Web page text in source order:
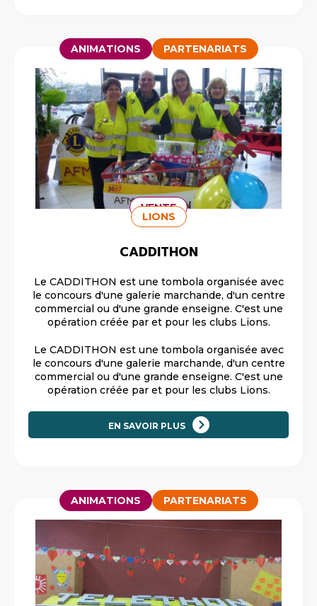
ANIMATIONS PARTENARIATS
VENTE
LIONS
CADDITHON
Le CADDITHON est une tombola organisée avec
le concours d'une galerie marchande, d'un centre
commercial ou d'une grande enseigne. C'est une
opération créée par et pour les clubs Lions.
Le CADDITHON est une tombola organisée avec
le concours d'une galerie marchande, d'un centre
commercial ou d'une grande enseigne. C'est une
opération créée par et pour les clubs Lions.
EN SAVOIR PLUS
ANIMATIONS PARTENARIATS